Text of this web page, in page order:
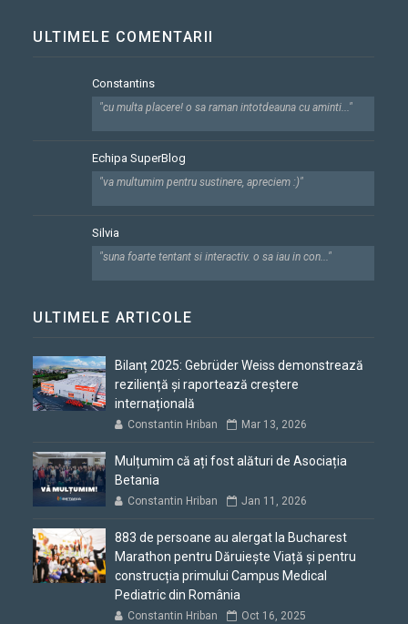
ULTIMELE COMENTARII
Constantins
"cu multa placere! o sa raman intotdeauna cu aminti..."
Echipa SuperBlog
"va multumim pentru sustinere, apreciem :)"
Silvia
"suna foarte tentant si interactiv. o sa iau in con..."
ULTIMELE ARTICOLE
Bilanț 2025: Gebrüder Weiss demonstrează
reziliență și raportează creștere
internațională
Constantin Hriban Mar 13, 2026
Mulțumim că ați fost alături de Asociația
Betania
Constantin Hriban Jan 11, 2026
883 de persoane au alergat la Bucharest
Marathon pentru Dăruiește Viață și pentru
construcția primului Campus Medical
Pediatric din România
Constantin Hriban Oct 16, 2025